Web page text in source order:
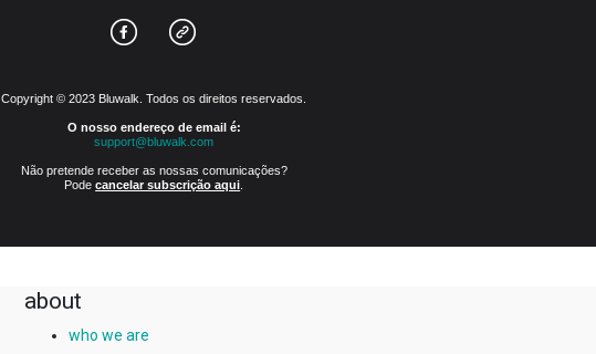
Copyright © 2023 Bluwalk. Todos os direitos reservados.
O nosso endereço de email é:
support@bluwalk.com
Não pretende receber as nossas comunicações?
Podecancelar subscrição aqui
about
who we are